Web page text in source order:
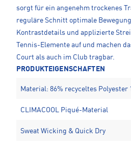
sorgt für ein angenehm trockenes
reguläre Schnitt optimale
Kontrastdetails und applizierte
Tennis-Elemente auf und machen
Court als auch im Club tragbar.
PRODUKTEIGENSCHAFTEN
Material: 86% recyceltes Polyester
CLIMACOOL Piqué-Material
Sweat Wicking & Quick Dry